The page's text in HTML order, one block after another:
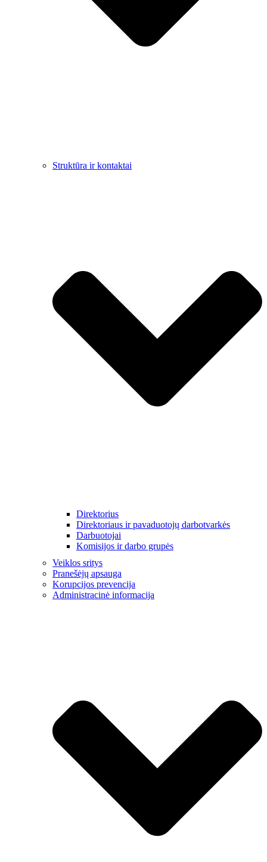
Struktūra ir kontaktai
Direktorius
Direktoriaus ir pavaduotojų darbotvarkės
Darbuotojai
Komisijos ir darbo grupės
Veiklos sritys
Pranešėjų apsauga
Korupcijos prevencija
Administracinė informacija